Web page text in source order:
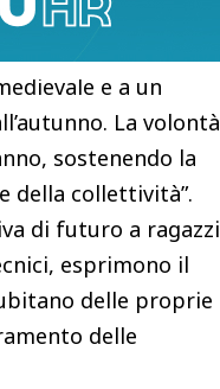
sapere a chi
italiane. Il
e a un
La volontà
sostenendo la
della collettività”.
di futuro a ragazzi
esprimono il
delle proprie
delle